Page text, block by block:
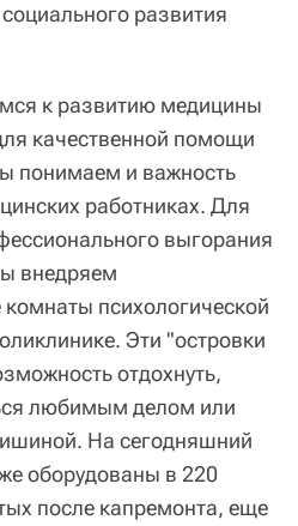
развития
к развитию медицины
качественной помощи
понимаем и важность
работниках. Для
выгорания
внедряем
психологической
Эти "островки
отдохнуть,
любимым делом или
На сегодняшний
оборудованы в 220
после капремонта, еще